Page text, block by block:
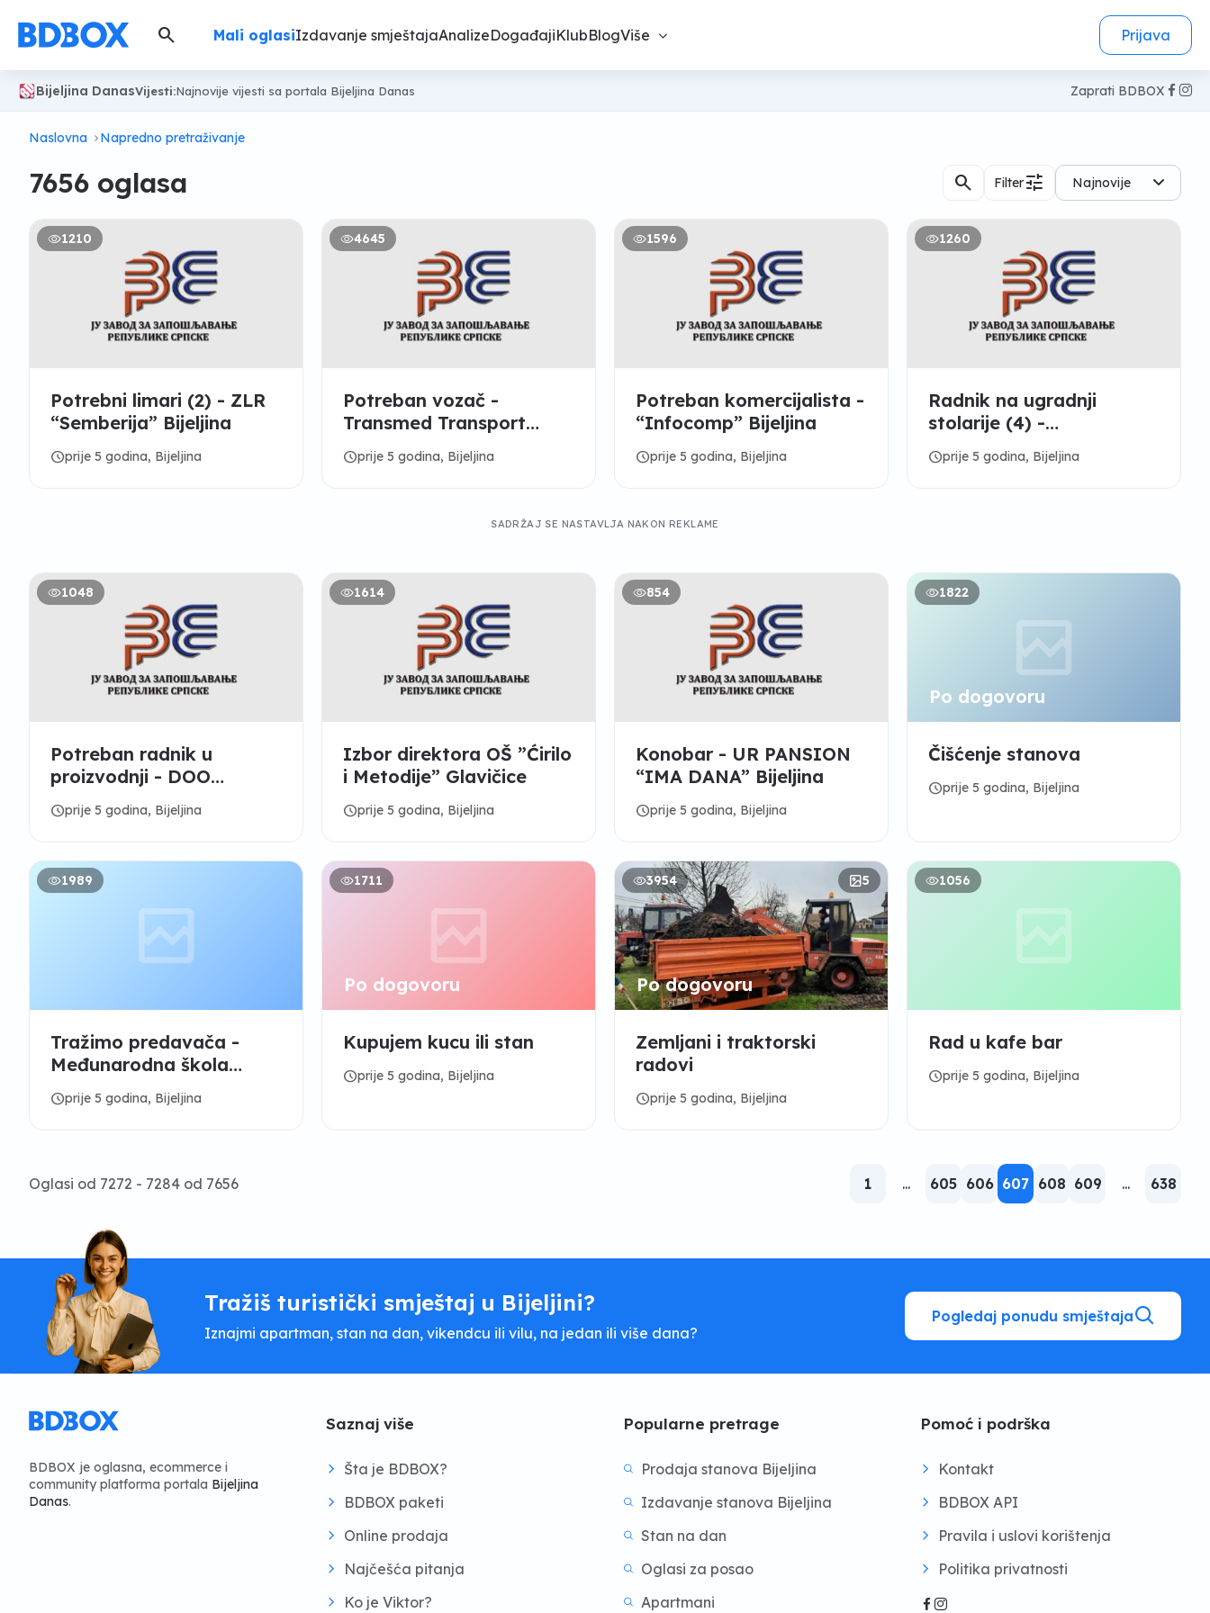
search Mali oglasiIzdavanje smještajaAnalizeDogađajiKlubBlogViše Prijava
Bijeljina DanasVijesti:Najnovije vijesti sa portala Bijeljina Danas Zaprati BDBOX
Naslovna Napredno pretraživanje
7656 oglasa search Filtertune Najnovije
1210
Potrebni limari (2) - ZLR
“Semberija” Bijeljina
scheduleprije 5 godina, Bijeljina
4645
Potreban vozač -
Transmed Transport
Bijeljina
scheduleprije 5 godina, Bijeljina
1596
Potreban komercijalista -
“Infocomp” Bijeljina
scheduleprije 5 godina, Bijeljina
1260
Radnik na ugradnji
stolarije (4) -
“NOVOFORM“ Bijeljina
scheduleprije 5 godina, Bijeljina
SADRŽAJ SE NASTAVLJA NAKON REKLAME
1048
Potreban radnik u
proizvodnji - DOO
“KOMPANIJA
MILOJEVIĆ GILjE - GAS
scheduleprije 5 godina, Bijeljina
1614
Izbor direktora OŠ ”Ćirilo
i Metodije” Glavičice
scheduleprije 5 godina, Bijeljina
854
Konobar - UR PANSION
“IMA DANA” Bijeljina
scheduleprije 5 godina, Bijeljina
1822
Po dogovoru
Čišćenje stanova
scheduleprije 5 godina, Bijeljina
1989
Tražimo predavača -
Međunarodna škola
programiranja za djecu
od 6-17 godina
scheduleprije 5 godina, Bijeljina
1711
Po dogovoru
Kupujem kucu ili stan
scheduleprije 5 godina, Bijeljina
3954 5
Po dogovoru
Zemljani i traktorski
radovi
scheduleprije 5 godina, Bijeljina
1056
Rad u kafe bar
scheduleprije 5 godina, Bijeljina
Oglasi od 7272 - 7284 od 7656 1 ... 605 606 607 608 609 ... 638
Tražiš turistički smještaj u Bijeljini?
Iznajmi apartman, stan na dan, vikendcu ili vilu, na jedan ili više dana?
Pogledaj ponudu smještaja
BDBOX je oglasna, ecommerce i
community platforma portala Bijeljina
Danas.
Saznaj više
Šta je BDBOX?
BDBOX paketi
Online prodaja
Najčešća pitanja
Ko je Viktor?
Popularne pretrage
Prodaja stanova Bijeljina
Izdavanje stanova Bijeljina
Stan na dan
Oglasi za posao
Apartmani
Pomoć i podrška
Kontakt
BDBOX API
Pravila i uslovi korištenja
Politika privatnosti